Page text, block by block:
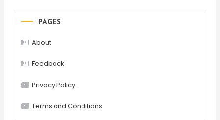
PAGES
About
Feedback
Privacy Policy
Terms and Conditions